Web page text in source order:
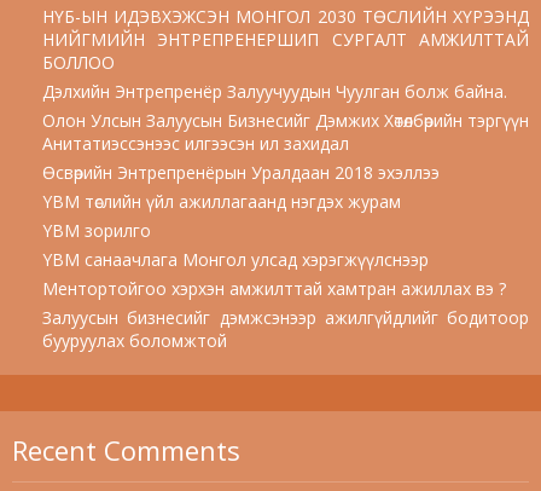
НҮБ-ЫН ИДЭВХЭЖСЭН МОНГОЛ 2030 ТӨСЛИЙН ХҮРЭЭНД
НИЙГМИЙН ЭНТРЕПРЕНЕРШИП СУРГАЛТ АМЖИЛТТАЙ
БОЛЛОО
Дэлхийн Энтрепренёр Залуучуудын Чуулган болж байна.
Олон Улсын Залуусын Бизнесийг Дэмжих Хөтөлбөрийн тэргүүн
Анитатиэссэнээс илгээсэн ил захидал
Өсвөрийн Энтрепренёрын Уралдаан 2018 эхэллээ
YBM төслийн үйл ажиллагаанд нэгдэх журам
YBM зорилго
YBM санаачлага Монгол улсад хэрэгжүүлснээр
Ментортойгоо хэрхэн амжилттай хамтран ажиллах вэ ?
Залуусын бизнесийг дэмжсэнээр ажилгүйдлийг бодитоор
бууруулах боломжтой
Recent Comments